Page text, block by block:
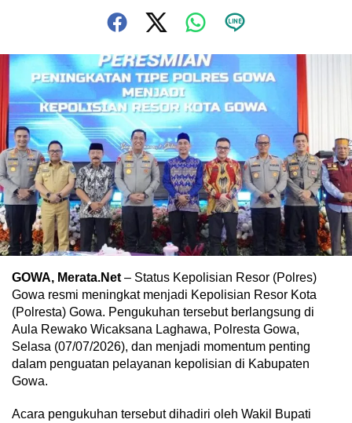
GOWA, Merata.Net – Status Kepolisian Resor (Polres)
Gowa resmi meningkat menjadi Kepolisian Resor Kota
(Polresta) Gowa. Pengukuhan tersebut berlangsung di
Aula Rewako Wicaksana Laghawa, Polresta Gowa,
Selasa (07/07/2026), dan menjadi momentum penting
dalam penguatan pelayanan kepolisian di Kabupaten
Gowa.
Acara pengukuhan tersebut dihadiri oleh Wakil Bupati